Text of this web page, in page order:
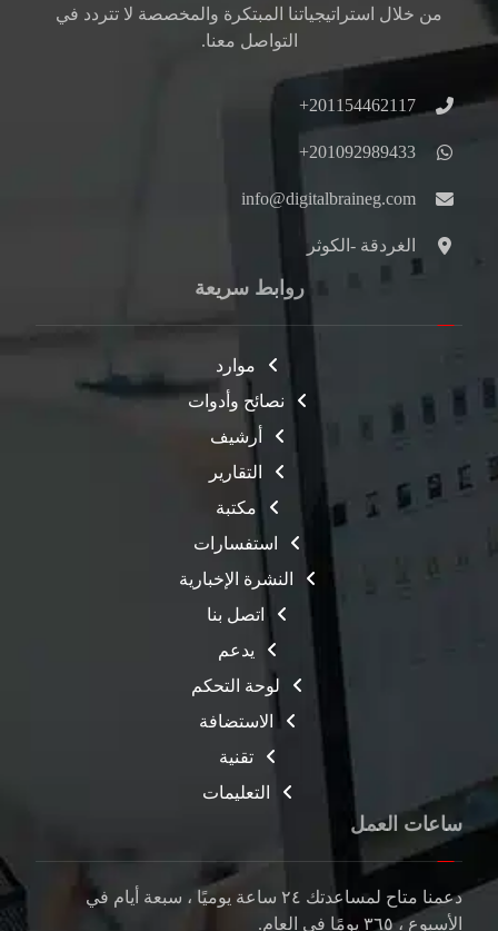
من خلال استراتيجياتنا المبتكرة والمخصصة لا تتردد في
التواصل معنا.
201154462117+
201092989433+
info@digitalbraineg.com
الغردقة -الكوثر
روابط سريعة
موارد
نصائح وأدوات
أرشيف
التقارير
مكتبة
استفسارات
النشرة الإخبارية
اتصل بنا
يدعم
لوحة التحكم
الاستضافة
تقنية
التعليمات
ساعات العمل
دعمنا متاح لمساعدتك ٢٤ ساعة
يوميًا ، سبعة أيام في
الأسبوع ،٣٦٥ يومًا في العام.